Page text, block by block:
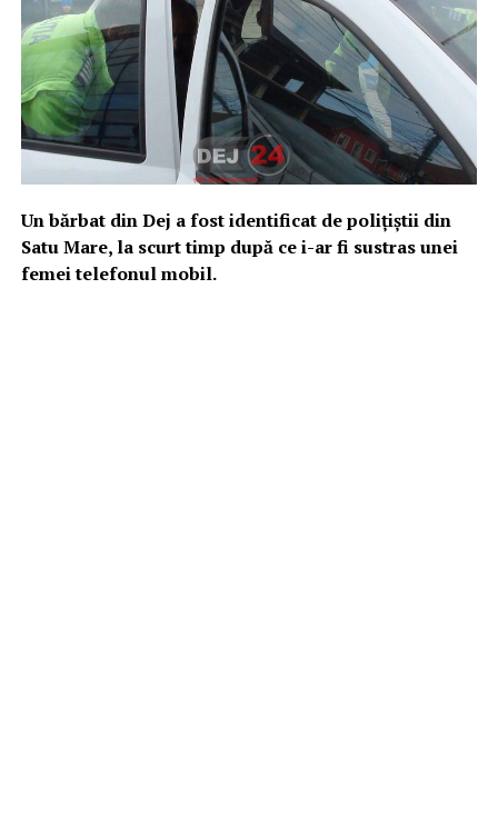
Un bărbat din Dej a fost identificat de polițiștii din
Satu Mare, la scurt timp după ce i-ar fi sustras unei
femei telefonul mobil.